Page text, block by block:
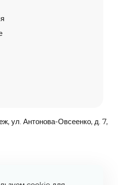
ул. Антонова-Овсеенко, д. 7,